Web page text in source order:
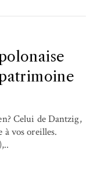
Celui de Dantzig,
à vos oreilles.